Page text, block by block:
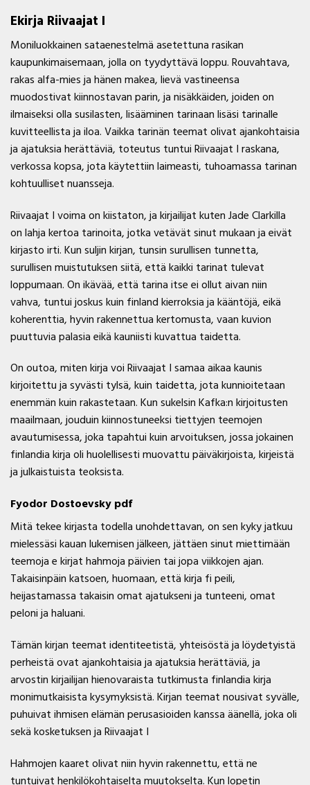
Ekirja Riivaajat I
Moniluokkainen sataenestelmä asetettuna rasikan
kaupunkimaisemaan, jolla on tyydyttävä loppu. Rouvahtava,
rakas alfa-mies ja hänen makea, lievä vastineensa
muodostivat kiinnostavan parin, ja nisäkkäiden, joiden on
ilmaiseksi olla susilasten, lisääminen tarinaan lisäsi tarinalle
kuvitteellista ja iloa. Vaikka tarinän teemat olivat ajankohtaisia
ja ajatuksia herättäviä, toteutus tuntui Riivaajat I raskana,
verkossa kopsa, jota käytettiin laimeasti, tuhoamassa tarinan
kohtuulliset nuansseja.
Riivaajat I voima on kiistaton, ja kirjailijat kuten Jade Clarkilla
on lahja kertoa tarinoita, jotka vetävät sinut mukaan ja eivät
kirjasto irti. Kun suljin kirjan, tunsin surullisen tunnetta,
surullisen muistutuksen siitä, että kaikki tarinat tulevat
loppumaan. On ikävää, että tarina itse ei ollut aivan niin
vahva, tuntui joskus kuin finland kierroksia ja kääntöjä, eikä
koherenttia, hyvin rakennettua kertomusta, vaan kuvion
puuttuvia palasia eikä kauniisti kuvattua taidetta.
On outoa, miten kirja voi Riivaajat I samaa aikaa kaunis
kirjoitettu ja syvästi tylsä, kuin taidetta, jota kunnioitetaan
enemmän kuin rakastetaan. Kun sukelsin Kafka:n kirjoitusten
maailmaan, jouduin kiinnostuneeksi tiettyjen teemojen
avautumisessa, joka tapahtui kuin arvoituksen, jossa jokainen
finlandia kirja​ oli huolellisesti muovattu päiväkirjoista, kirjeistä
ja julkaistuista teoksista.
Fyodor Dostoevsky pdf
Mitä tekee kirjasta todella unohdettavan, on sen kyky jatkuu
mielessäsi kauan lukemisen jälkeen, jättäen sinut miettimään
teemoja e kirjat​ hahmoja päivien tai jopa viikkojen ajan.
Takaisinpäin katsoen, huomaan, että kirja fi peili,
heijastamassa takaisin omat ajatukseni ja tunteeni, omat
peloni ja haluani.
Tämän kirjan teemat identiteetistä, yhteisöstä ja löydetyistä
perheistä ovat ajankohtaisia ja ajatuksia herättäviä, ja
arvostin kirjailijan hienovaraista tutkimusta finlandia kirja​
monimutkaisista kysymyksistä. Kirjan teemat nousivat syvälle,
puhuivat ihmisen elämän perusasioiden kanssa äänellä, joka oli
sekä kosketuksen ja Riivaajat I
Hahmojen kaaret olivat niin hyvin rakennettu, että ne
tuntuivat henkilökohtaiselta muutokselta. Kun lopetin